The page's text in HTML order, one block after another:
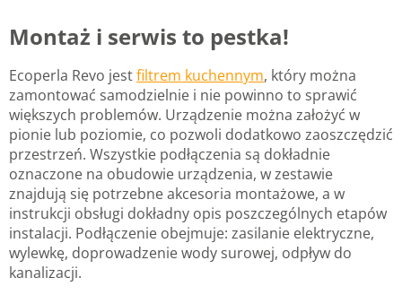
Montaż i serwis to pestka!
Ecoperla Revo jestfiltrem kuchennym, który można
zamontować samodzielnie i nie powinno to sprawić
większych problemów. Urządzenie można założyć w
pionie lub poziomie, co pozwoli dodatkowo zaoszczędzić
przestrzeń. Wszystkie podłączenia są dokładnie
oznaczone na obudowie urządzenia, w zestawie
znajdują się potrzebne akcesoria montażowe, a w
instrukcji obsługi dokładny opis poszczególnych etapów
instalacji. Podłączenie obejmuje: zasilanie elektryczne,
wylewkę, doprowadzenie wody surowej, odpływ do
kanalizacji.